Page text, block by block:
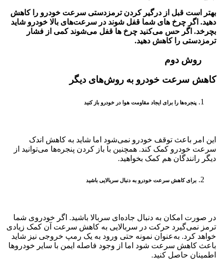
بهتر است قبل از درگیر کردن ترمزدستی سرعت خودرو را کاهش
دهید. اگر چرخ های شما قفل شوند در سرعت‌های بالا خودرو شاید
بچرخد. اگر حس می‌کنید چرخ ها قفل می‌شوند کمی از فشار
ترمزدستی را کاهش دهید.
روش دوم
کاهش سرعت خودرو به روش‌های دیگر
پنجره‌ها را برای ایجاد مقاومت هوا در خودرو باز کنید
این امر باعث توقف خودرو نمی‌شود اما شاید به کاهش اندک
سرعت خودرو کمک کند. همچنین با باز کردن پنجره‌ها می‌توانید از
دیگر رانندگان هم کمک بخواهید.
برای کاهش سرعت خودرو به دنبال سربالایی باشید
در صورت امکان به دنبال جاده‌ای سربالا باشید. اگر خودروی شما
ترمز نمی‌گیرد حرکت در سربالایی به کاهش سرعت آن کمک زیادی
خواهد کرد. به‌عنوان نمونه حتی ورود به یک رمپ خروجی نیز شاید
باعث کاهش سرعت شود اما از وجود فاصله ایمن با سایر خودروها
اطمینان حاصل کنید.